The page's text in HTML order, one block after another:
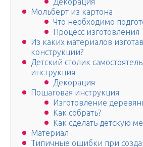
Мольберт из картона
Что необходимо
Процесс изготовления
Из каких материалов
конструкции?
Детский столик
инструкция
Декорация
Пошаговая инструкция
Изготовление
Как собрать?
Как сделать детскую
Материал
Типичные ошибки при